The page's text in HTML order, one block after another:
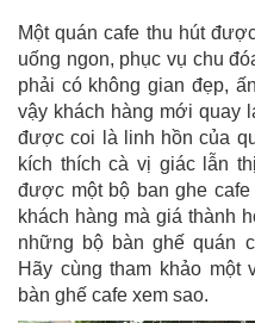
Một quán cafe thu hút
uống ngon, phục vụ chu
phải có không gian đẹp,
vậy khách hàng mới quay
được coi là linh hồn của
kích thích cà vị giác lẫn
được một bộ ban ghe
khách hàng mà giá thành
những bộ bàn ghế quán
Hãy cùng tham khảo một
bàn ghế cafe xem sao.